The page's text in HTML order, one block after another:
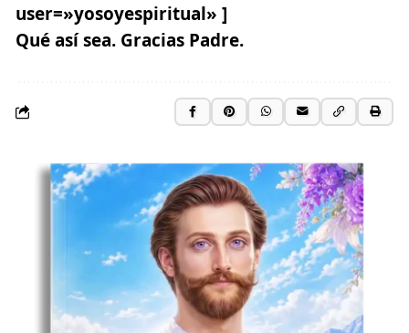
user=»yosoyespiritual» ]
Qué así sea. Gracias Padre.